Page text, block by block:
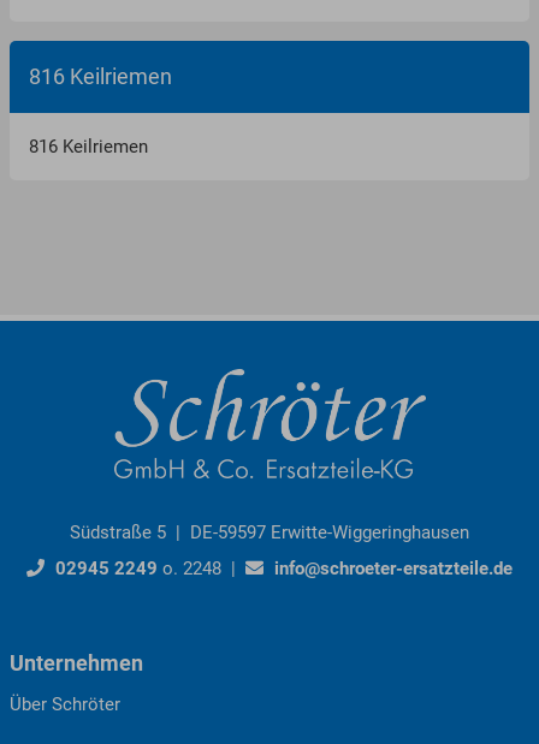
816 Keilriemen
816 Keilriemen
Südstraße 5 | DE-59597 Erwitte-Wiggeringhausen
02945 2249 o. 2248 | info@schroeter-ersatzteile.de
Unternehmen
Über Schröter